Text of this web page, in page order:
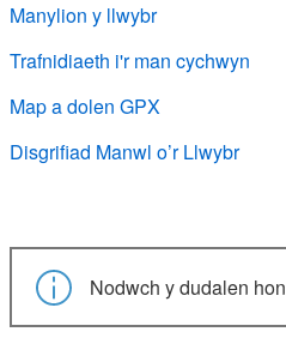
Manylion y llwybr
Trafnidiaeth i'r man cychwyn
Map a dolen GPX
Disgrifiad Manwl o’r Llwybr
Nodwch y dudalen hon